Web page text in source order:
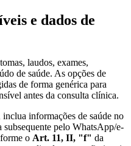
e dados de
laudos, exames,
de saúde. As opções de
de forma genérica para
antes da consulta clínica.
informações de saúde no
pelo WhatsApp/e-
o Art. 11, II, "f" da